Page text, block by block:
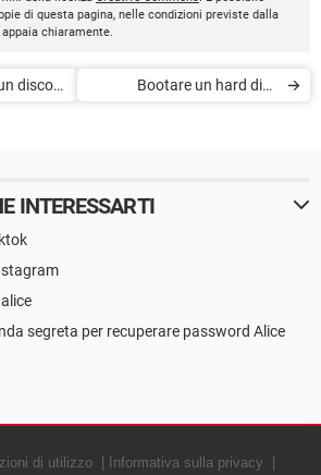
di questa pagina, nelle condizioni previste dalla
chiaramente.
disco
Bootare un hard disk
INTERESSARTI
segreta per recuperare password Alice
di utilizzo Informativa sulla privacy